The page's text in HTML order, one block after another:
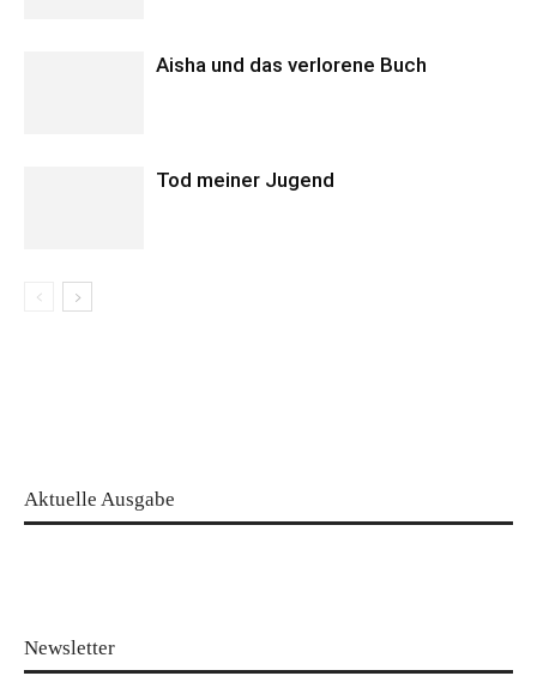
Aisha und das verlorene Buch
Tod meiner Jugend
Aktuelle Ausgabe
Newsletter